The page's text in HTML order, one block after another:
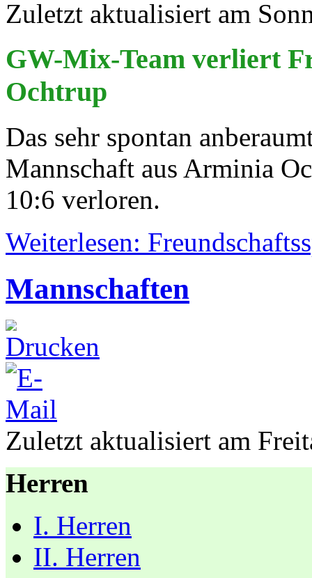
Zuletzt aktualisiert am
GW-Mix-Team verliert
Ochtrup
Das sehr spontan
Mannschaft aus Arminia
10:6 verloren.
Weiterlesen:
Mannschaften
Zuletzt aktualisiert am
Herren
I. Herren
II. Herren